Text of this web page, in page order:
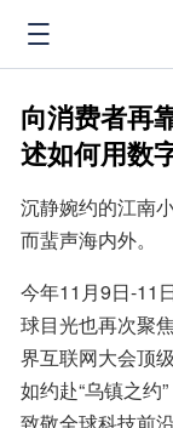
向消费者再
述如何用数
沉静婉约的江南
而蜚声海内外。
今年11月9日-11
球目光也再次聚
界互联网大会顶
如约赴“乌镇之约